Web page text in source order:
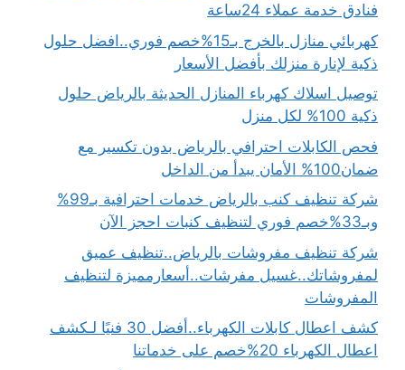
فنادق خدمة عملاء 24ساعة
كهربائي منازل بالخرج بـ15%خصم فوري..افضل حلول
ذكية لإنارة منزلك بأفضل الأسعار
توصيل اسلاك كهرباء المنازل الحديثة بالرياض حلول
ذكية 100% لكل منزل
فحص الكابلات احترافي بالرياض بدون تكسير مع
ضمان100% الأمان يبدأ من الداخل
شركة تنظيف كنب بالرياض خدمات احترافية بـ99%
وبـ33%خصم فوري لتنظيف كنبات احجز الآن
شركة تنظيف مفروشات بالرياض..تنظيف عميق
لمفروشاتك..غسيل مفرشات..أسعارمميزة لتنظيف
المفروشات
كشف اعطال كابلات الكهرباء..أفضل 30 فنيًا لـكشف
اعطال الكهرباء 20%خصم على خدماتنا